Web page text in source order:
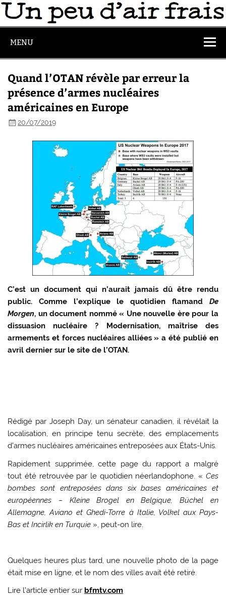
MENU
Quand l’OTAN révèle par erreur la
présence d’armes nucléaires
américaines en Europe
20/07/2019
C’est un document qui n’aurait jamais dû être rendu
public. Comme l’explique le quotidien flamand De
Morgen, un document nommé « Une nouvelle ère pour la
dissuasion nucléaire ? Modernisation, maîtrise des
armements et forces nucléaires alliées » a été publié en
avril dernier sur le site de l’OTAN.
Rédigé par Joseph Day, un sénateur canadien, il révélait la
localisation, en principe tenu secrète, des emplacements
d’armes nucléaires américaines entreposées aux États-Unis.
Rapidement supprimée, cette page du rapport a malgré
tout été retrouvée par le quotidien néerlandophone. « Ces
bombes sont entreposées dans six bases américaines et
européennes – Kleine Brogel en Belgique, Büchel en
Allemagne, Aviano et Ghedi-Torre à Italie, Volkel aux Pays-
Bas et Incirlik en Turquie », peut-on lire.
Quelques heures plus tard, une nouvelle photo de la page
était mise en ligne, et le nom des villes avait été retiré.
Lire l’article entier sur bfmtv.com